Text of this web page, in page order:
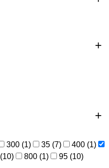
300 (1) 35 (7) 400 (1)
(10) 800 (1) 95 (10)